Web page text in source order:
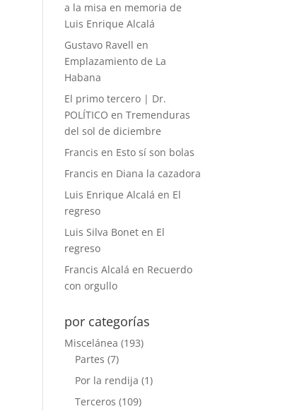
a la misa en memoria de
Luis Enrique Alcalá
Gustavo Ravell en
Emplazamiento de La
Habana
El primo tercero | Dr.
POLÍTICO enTremenduras
del sol de diciembre
Francis en Esto sí son bolas
Francis en Diana la cazadora
Luis Enrique Alcalá en El
regreso
Luis Silva Bonet en El
regreso
Francis Alcalá en Recuerdo
con orgullo
por categorías
Miscelánea (193)
Partes (7)
Por la rendija (1)
Terceros (109)